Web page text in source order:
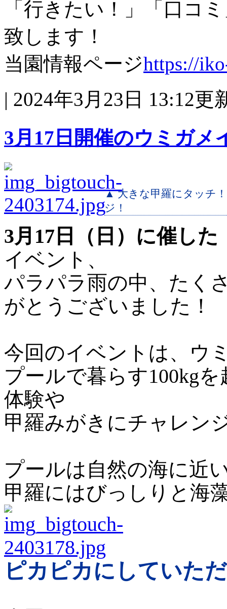
「行きたい！」「口コ
致します！
当園情報ページhttps://
| 2024年3月23日 13:12更
3月17日開催のウミガメ
▲ 大きな甲羅にタッチ
ジ！
3月17日（日）に催し
イベント、
パラパラ雨の中、たく
がとうございました！
今回のイベントは、ウ
プールで暮らす100kg
体験や
甲羅みがきにチャレン
プールは自然の海に近
甲羅にはびっしりと海
ピカピカにしていた